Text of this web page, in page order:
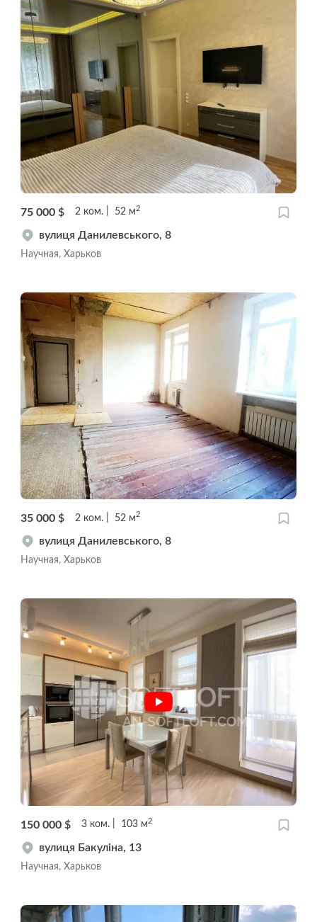
75 000 $ 2 ком. 52 м 2
вулиця Данилевського, 8
Научная, Харьков
35 000 $ 2 ком. 52 м2
вулиця Данилевського, 8
Научная, Харьков
150 000 $ 3 ком. 103 м 2
вулиця Бакуліна, 13
Научная, Харьков